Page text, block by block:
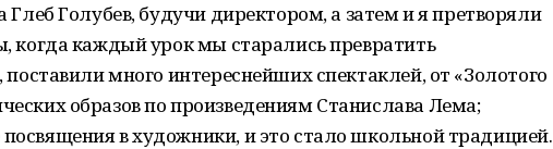
Глеб Голубев, будучи директором, а затем и я претворяли
когда каждый урок мы старались превратить
поставили много интереснейших спектаклей, от «Золотого
образов по произведениям Станислава Лема;
в художники, и это стало школьной традицией.